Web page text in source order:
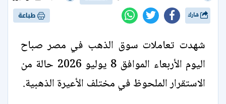
طباعة
شهدت تعاملات سوق الذهب في مصر صباح
اليوم الأربعاء الموافق 8 يوليو 2026 حالة من
الاستقرار الملحوظ في مختلف الأعيرة الذهبية.